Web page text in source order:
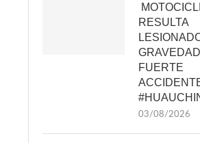
RESULTA
FUERTE
03/08/2026